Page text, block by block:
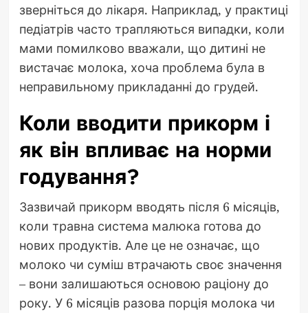
зверніться до лікаря. Наприклад, у практиці
педіатрів часто трапляються випадки, коли
мами помилково вважали, що дитині не
вистачає молока, хоча проблема була в
неправильному прикладанні до грудей.
Коли вводити прикорм і
як він впливає на норми
годування?
Зазвичай прикорм вводять після 6 місяців,
коли травна система малюка готова до
нових продуктів. Але це не означає, що
молоко чи суміш втрачають своє значення
– вони залишаються основою раціону до
року. У 6 місяців разова порція молока чи